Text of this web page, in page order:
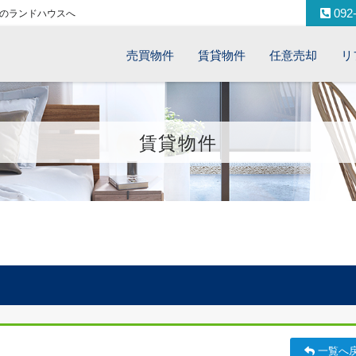
ランドハウスへ
売買物件 賃貸物件 任意売却
賃貸物件
一覧へ